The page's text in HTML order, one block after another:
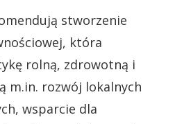
stworzenie
która
rolną, zdrowotną i
m.in. rozwój lokalnych
wsparcie dla